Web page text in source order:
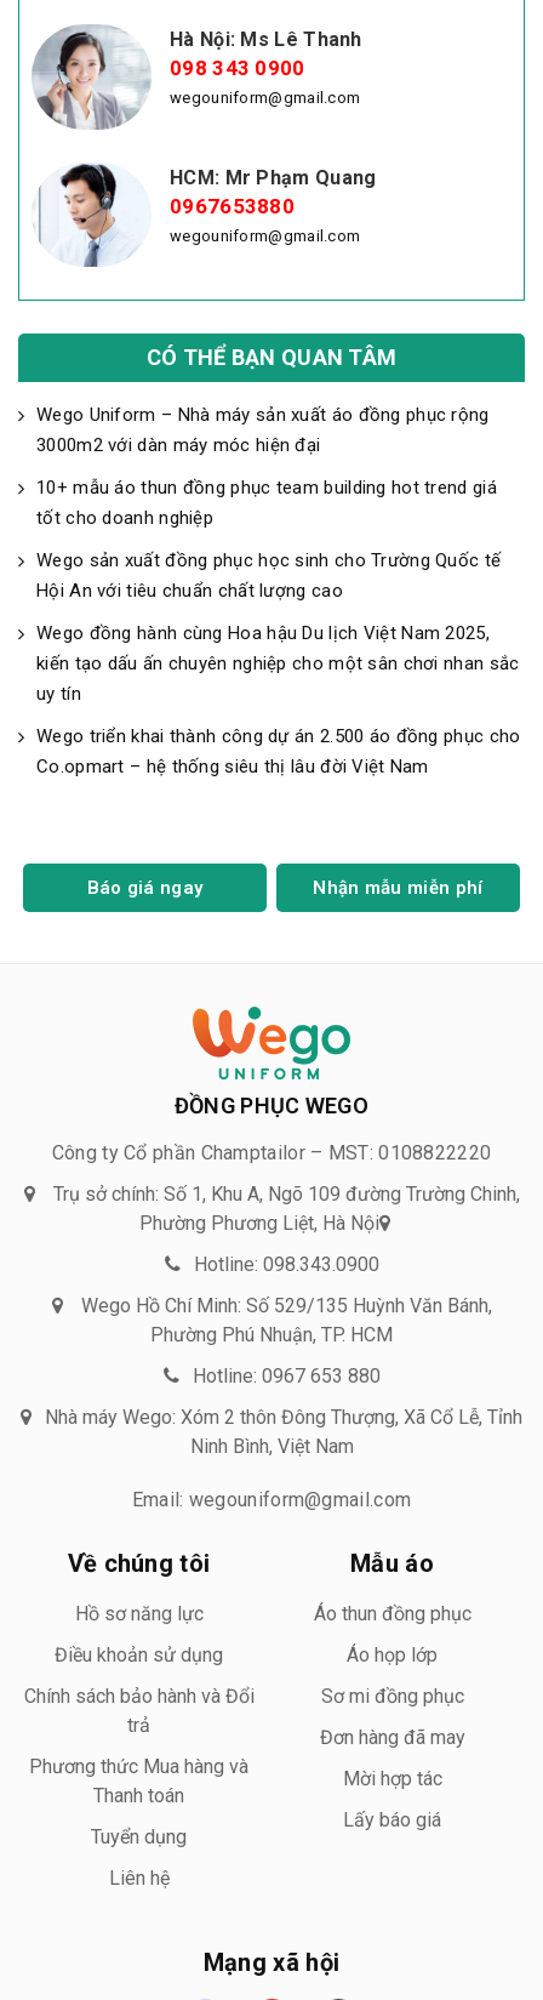
Hà Nội: Ms Lê Thanh
098 343 0900
wegouniform@gmail.com
HCM: Mr Phạm Quang
0967653880
wegouniform@gmail.com
CÓ THỂ BẠN QUAN TÂM
Wego Uniform – Nhà máy sản xuất áo đồng phục rộng
3000m2 với dàn máy móc hiện đại
10+ mẫu áo thun đồng phục team building hot trend giá
tốt cho doanh nghiệp
Wego sản xuất đồng phục học sinh cho Trường Quốc tế
Hội An với tiêu chuẩn chất lượng cao
Wego đồng hành cùng Hoa hậu Du lịch Việt Nam 2025,
kiến tạo dấu ấn chuyên nghiệp cho một sân chơi nhan sắc
uy tín
Wego triển khai thành công dự án 2.500 áo đồng phục cho
Co.opmart – hệ thống siêu thị lâu đời Việt Nam
Báo giá ngay Nhận mẫu miễn phí
ĐỒNG PHỤC WEGO
Công ty Cổ phần Champtailor – MST: 0108822220
Trụ sở chính: Số 1, Khu A, Ngõ 109 đường Trường Chinh,
Phường Phương Liệt, Hà Nội
Hotline: 098.343.0900
Wego Hồ Chí Minh: Số 529/135 Huỳnh Văn Bánh,
Phường Phú Nhuận, TP. HCM
Hotline: 0967 653 880
Nhà máy Wego: Xóm 2 thôn Đông Thượng, Xã Cổ Lễ, Tỉnh
Ninh Bình, Việt Nam
Email: wegouniform@gmail.com
Về chúng tôi
Hồ sơ năng lực
Điều khoản sử dụng
Chính sách bảo hành và Đổi
trả
Phương thức Mua hàng và
Thanh toán
Tuyển dụng
Liên hệ
Mẫu áo
Áo thun đồng phục
Áo họp lớp
Sơ mi đồng phục
Đơn hàng đã may
Mời hợp tác
Lấy báo giá
Mạng xã hội